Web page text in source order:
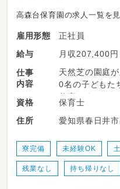
高森台保育園の求人一覧を
雇用形態
正社員
給与
月収207,400
仕事
内容
天然芝の園庭
0名の子どもた
仕事です。
本来は200名規
あえて定員を絞
が狭くて息苦
こでは無縁です
保育の方針は
資格
保育士
住所
愛知県春日井
寮完備 未経験OK
残業なし 持ち帰りなし